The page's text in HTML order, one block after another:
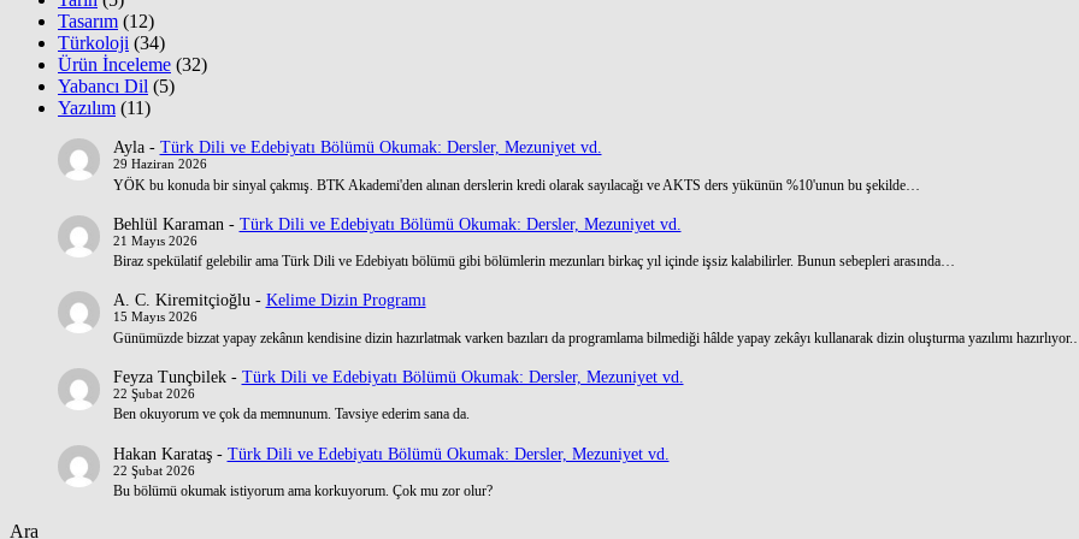
Tasarım (12)
Türkoloji (34)
Ürün İnceleme (32)
Yabancı Dil (5)
Yazılım (11)
Ayla- Türk Dili ve Edebiyatı Bölümü Okumak: Dersler, Mezuniyet vd.
29 Haziran 2026
YÖK bu konuda bir sinyal çakmış. BTK Akademi'den alınan derslerin kredi olarak sayılacağı ve AKTS ders yükünün %10'unun bu şekilde…
Behlül Karaman - Türk Dili ve Edebiyatı Bölümü Okumak: Dersler, Mezuniyet vd.
21 Mayıs 2026
Biraz spekülatif gelebilir ama Türk Dili ve Edebiyatı bölümü gibi bölümlerin mezunları birkaç yıl içinde işsiz kalabilirler. Bunun sebepleri arasında…
A. C. Kiremitçioğlu- Kelime Dizin Programı
15 Mayıs 2026
Günümüzde bizzat yapay zekânın kendisine dizin hazırlatmak varken bazıları da programlama bilmediği hâlde yapay zekâyı kullanarak dizin oluşturma yazılımı
Feyza Tunçbilek- Türk Dili ve Edebiyatı Bölümü Okumak: Dersler, Mezuniyet vd.
22 Şubat 2026
Ben okuyorum ve çok da memnunum. Tavsiye ederim sana da.
Hakan Karataş- Türk Dili ve Edebiyatı Bölümü Okumak: Dersler, Mezuniyet vd.
22 Şubat 2026
Bu bölümü okumak istiyorum ama korkuyorum. Çok mu zor olur?
Ara